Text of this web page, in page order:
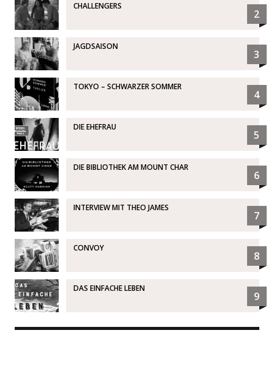
CHALLENGERS
2
JAGDSAISON
3
TOKYO – SCHWARZER SOMMER
4
DIE EHEFRAU
5
DIE BIBLIOTHEK AM MOUNT CHAR
6
INTERVIEW MIT THEO JAMES
7
CONVOY
8
DAS EINFACHE LEBEN
9